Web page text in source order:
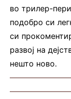
во трилер-
подобро си
си
развој на
нешто ново.